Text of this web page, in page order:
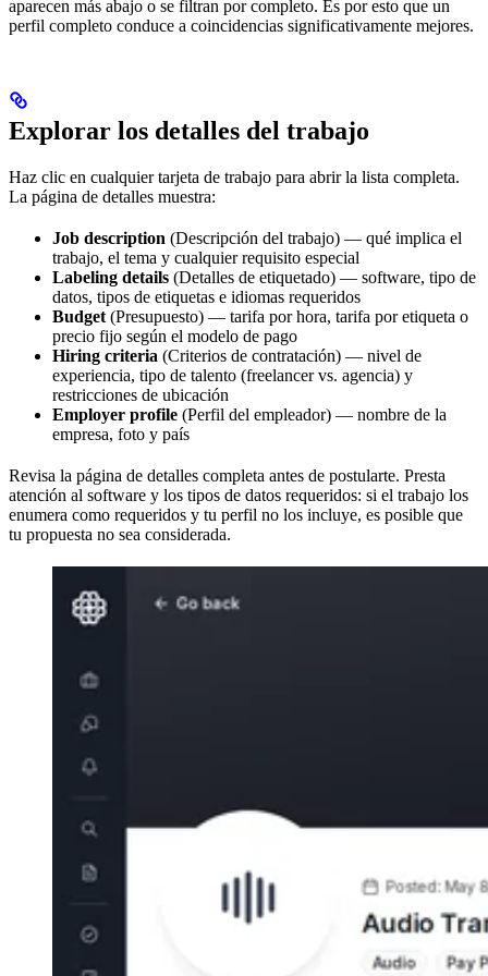
aparecen más abajo o se filtran por completo. Es por esto que un
perfil completo conduce a coincidencias significativamente mejores.
Explorar los detalles del trabajo
Haz clic en cualquier tarjeta de trabajo para abrir la lista completa.
La página de detalles muestra:
Job description (Descripción del trabajo) — qué implica el
trabajo, el tema y cualquier requisito especial
Labeling details (Detalles de etiquetado) — software, tipo de
datos, tipos de etiquetas e idiomas requeridos
Budget(Presupuesto) — tarifa por hora, tarifa por etiqueta o
precio fijo según el modelo de pago
Hiring criteria (Criterios de contratación) — nivel de
experiencia, tipo de talento (freelancer vs. agencia) y
restricciones de ubicación
Employer profile (Perfil del empleador) — nombre de la
empresa, foto y país
Revisa la página de detalles completa antes de postularte. Presta
atención al software y los tipos de datos requeridos: si el trabajo los
enumera como requeridos y tu perfil no los incluye, es posible que
tu propuesta no sea considerada.